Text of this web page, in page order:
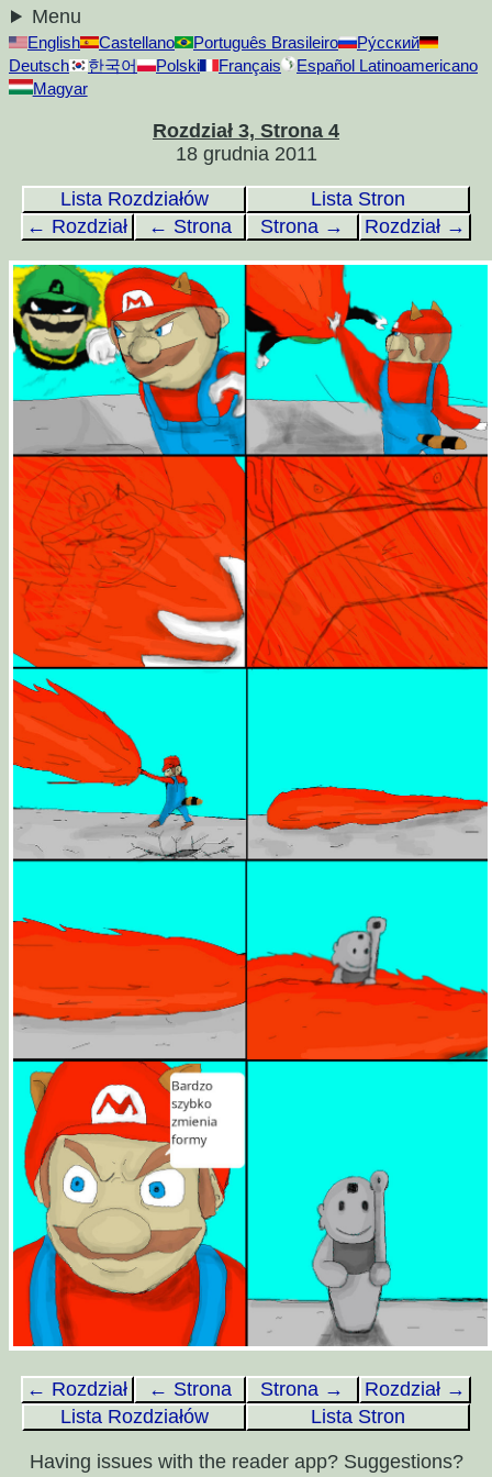
English Castellano Português Brasileiro
Ру́сский
Deutsch
한국어 Polski Français
Español Latinoamericano
Magyar
Rozdział 3, Strona 4
18 grudnia 2011
Lista Rozdziałów
Lista Stron
← Rozdział
← Strona Strona → Rozdział →
← Rozdział ← Strona Strona →
Rozdział →
Lista Rozdziałów
Lista Stron
Having issues with the reader app? Suggestions?
Menu